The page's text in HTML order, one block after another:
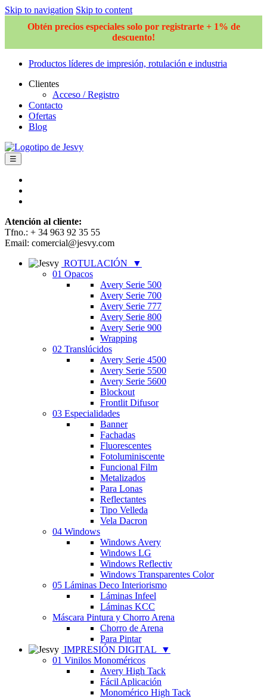
Skip to navigation Skip to content
Obtén precios especiales solo por registrarte + 1% de
descuento!
Productos líderes de impresión, rotulación e industria
Clientes
Acceso / Registro
Contacto
Ofertas
Blog
☰
Atención al cliente:
Tfno.: + 34 963 92 35 55
Email: comercial@jesvy.com
ROTULACIÓN
▼
01 Opacos
Avery Serie 500
Avery Serie 700
Avery Serie 777
Avery Serie 800
Avery Serie 900
Wrapping
02 Translúcidos
Avery Serie 4500
Avery Serie 5500
Avery Serie 5600
Blockout
Frontlit Difusor
03 Especialidades
Banner
Fachadas
Fluorescentes
Fotoluminiscente
Funcional Film
Metalizados
Para Lonas
Reflectantes
Tipo Velleda
Vela Dacron
04 Windows
Windows Avery
Windows LG
Windows Reflectiv
Windows Transparentes Color
05 Láminas Deco Interiorismo
Láminas Infeel
Láminas KCC
Máscara Pintura y Chorro Arena
Chorro de Arena
Para Pintar
IMPRESIÓN DIGITAL
▼
01 Vinilos Monoméricos
Avery High Tack
Fácil Aplicación
Monomérico High Tack